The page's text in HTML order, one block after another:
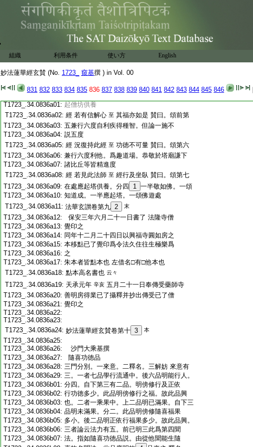
組織 利用条件 使い方 English
妙法蓮華經玄賛 (No. 1723_ 窺基撰 ) in Vol. 00
831 832 833 834 835 836 837 838 839 840 841 842 843 844 845 846
T1723_.34.0835c20:分五。初一頌標指前三。次七頌半頌前第
T1723_.34.0835c21:
四即已起塔僧坊供養。次三頌頌第五行者
T1723_.34.0835c22:兼行六度自利疾得種智。次三頌頌第六
行者兼行六度利他爲趣道場。後五頌第
七行者在處應起塔供養。此初也
T1723_.34.0835c25: 經 是則爲具足 至 具足諸供養 賛曰。下七頌
T1723_.34.0835c27:養。後三頌即爲起僧坊供養。此初。有三。二
T1723_.34.0835c28:
T1723_.34.0835c29: 經 若能持此經 至
種種皆嚴好 賛曰。即爲
T1723_.34.0836a01: 起僧坊供養
T1723_.34.0836a02: 經 若有信解心 至 其福亦如是 賛曰。頌前第
T1723_.34.0836a03: 五兼行六度自利疾得種智。但論一施不
T1723_.34.0836a04: 説五度
T1723_.34.0836a05: 經 況復持此經 至 功徳不可量 賛曰。頌第六
T1723_.34.0836a06: 兼行六度利他。爲趣道場。恭敬於塔廟謙下
T1723_.34.0836a07: 諸比丘等皆精進度
T1723_.34.0836a08: 經 若見此法師 至 經行及坐臥 賛曰。頌第七
T1723_.34.0836a09: 在處應起塔供養。分四 1 一半敬如佛。一頌
T1723_.34.0836a10: 知道成。一半應起塔。一頌佛遊處
T1723_.34.0836a11: 法華玄讃卷第九 2 末
T1723_.34.0836a12:
保安三年六月二十一日書了 法隆寺僧
T1723_.34.0836a13: 覺印之
T1723_.34.0836a14: 同年十二月二十四日以興福寺圓如房之
T1723_.34.0836a15: 本移點已了覺印爲令法久住往生極樂爲
T1723_.34.0836a16: 之
T1723_.34.0836a17: 朱本者皆點本也 左借名□有□他本也
T1723_.34.0836a18: 點本高名書也 云々
T1723_.34.0836a19: 天承元年 辛亥 五月二十一日奉傳受藥師寺
T1723_.34.0836a20: 善明房得業已了攝釋并抄出傳受已了僧
T1723_.34.0836a21: 覺印之
T1723_.34.0836a22:
T1723_.34.0836a23:
T1723_.34.0836a24: 妙法蓮華經玄賛卷第十 3 本
T1723_.34.0836a25:
T1723_.34.0836a26:
沙門大乘基撰
T1723_.34.0836a27:
隨喜功徳品
T1723_.34.0836a28: 三門分別。一來意。二釋名。三解妨 來意有
T1723_.34.0836a29: 三。一者七品學行流通中。後六品明能行人。
T1723_.34.0836b01: 分四。自下第三有二品。明傍修行及正依
T1723_.34.0836b02: 行功徳多少。此品明傍修行之福。故此品興
T1723_.34.0836b03: 也。二者一乘果中。上二品明已滿果。自下三
T1723_.34.0836b04: 品明未滿果。分二。此品明傍修隨喜福果
T1723_.34.0836b05: 多小。後二品明正依行福果多少。故此品興。
T1723_.34.0836b06: 三者論云法力有五。前已明三此爲第四聞
T1723_.34.0836b07: 法。指如隨喜功徳品説。由從他聞能生隨